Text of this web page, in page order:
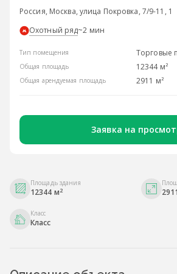
Россия, Москва, улица Покровка, 7/9-11, 1
Охотный ряд~2 мин
Тип помещения Торговые
Общая площадь 12344 м²
Общая арендуемая площадь 2911 м²
Заявка на
Площадь здания
12344 м2
Класс
Класс